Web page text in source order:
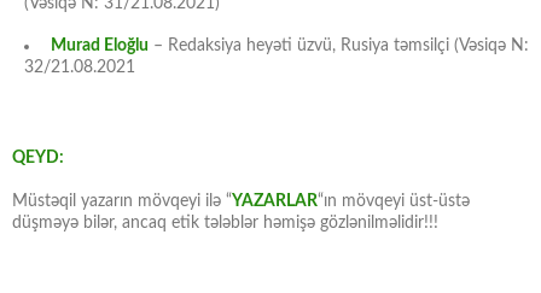
(Vəsiqə N: 31/21.08.2021)
Murad Eloğlu – Redaksiya heyəti üzvü, Rusiya təmsilçi (Vəsiqə N:
32/21.08.2021
QEYD:
Müstəqil yazarın mövqeyi ilə “YAZARLAR“ın mövqeyi üst-üstə
düşməyə bilər, ancaq etik tələblər həmişə gözlənilməlidir!!!